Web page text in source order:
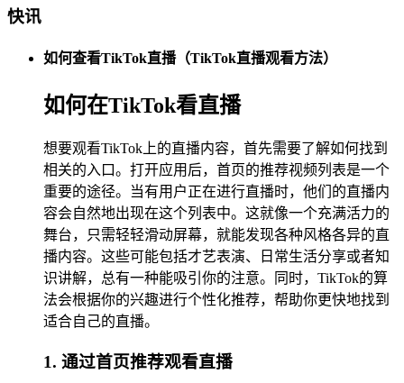
快讯
如何查看TikTok直播（TikTok直播观看方法）
如何在TikTok看直播
想要观看TikTok上的直播内容，首先需要了解如何找到
相关的入口。打开应用后，首页的推荐视频列表是一个
重要的途径。当有用户正在进行直播时，他们的直播内
容会自然地出现在这个列表中。这就像一个充满活力的
舞台，只需轻轻滑动屏幕，就能发现各种风格各异的直
播内容。这些可能包括才艺表演、日常生活分享或者知
识讲解，总有一种能吸引你的注意。同时，TikTok的算
法会根据你的兴趣进行个性化推荐，帮助你更快地找到
适合自己的直播。
1. 通过首页推荐观看直播